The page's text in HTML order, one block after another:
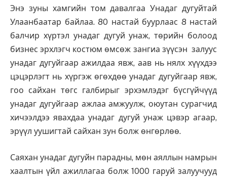
Энэ зуны хамгийн том давалгаа Унадаг дугуйтай
Улаанбаатар байлаа. 80 настай буурлаас 8 настай
балчир хүртэл унадаг дугуй унаж, төрийн болоод
бизнес эрхлэгч костюм өмсөж зангиа зүүсэн залуус
унадаг дугуйгаар ажилдаа явж, аав нь нялх хүүхдээ
цэцэрлэгт нь хүргэж өгөхдөө унадаг дугуйгаар явж,
гоо сайхан төгс галбирыг эрхэмлэдэг бүсгүйчүүд
унадаг дугуйгаар ажлаа амжуулж, оюутан сурагчид
хичээлдээ явахдаа унадаг дугуй унаж цэвэр агаар,
эрүүл уушигтай сайхан зун болж өнгөрлөө.
Саяхан унадаг дугуйн парадны, мөн аяллын намрын
хаалтын үйл ажиллагаа болж 1000 гаруй залуучууд